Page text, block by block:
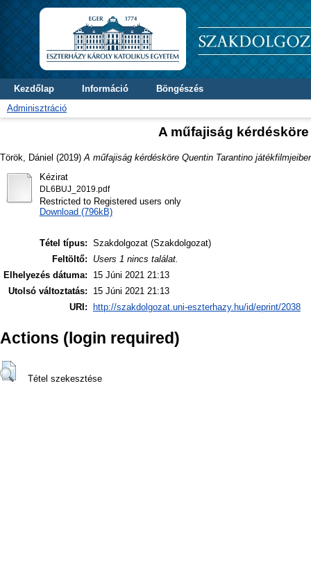
Kezdőlap Információ
Böngészés
Adminisztráció
A műfajiság
Török, Dániel (2019) A műfajiság kérdésköre Quentin Tarantino
Kézirat
DL6BUJ_2019.pdf
Restricted to Registered users only
Download (796kB)
Tétel típus: Szakdolgozat (Szakdolgozat)
Feltöltő:
Users 1 nincs találat.
Elhelyezés dátuma:
15 Júni 2021 21:13
Utolsó változtatás:
15 Júni 2021 21:13
URI:
http://szakdolgozat.uni-eszterhazy.hu/id/eprint/2038
Actions (login required)
Tétel szekesztése